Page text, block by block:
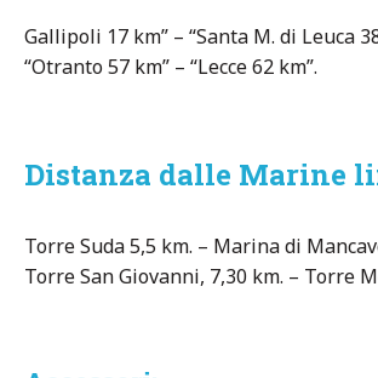
Gallipoli 17 km” – “Santa M. di Leuca
“Otranto 57 km” – “Lecce 62 km”.
Distanza dalle Marine
Torre Suda 5,5 km. – Marina di
Torre San Giovanni, 7,30 km. – Torre